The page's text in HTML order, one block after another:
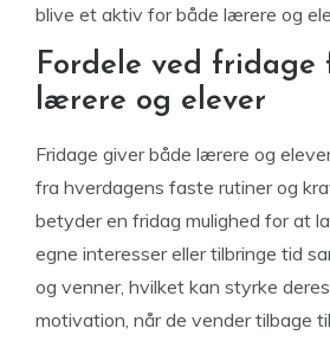
blive et aktiv for både lærere og
Fordele ved fridage
lærere og elever
Fridage giver både lærere og
fra hverdagens faste rutiner og
betyder en fridag mulighed for at
egne interesser eller tilbringe tid
og venner, hvilket kan styrke
motivation, når de vender tilbage til